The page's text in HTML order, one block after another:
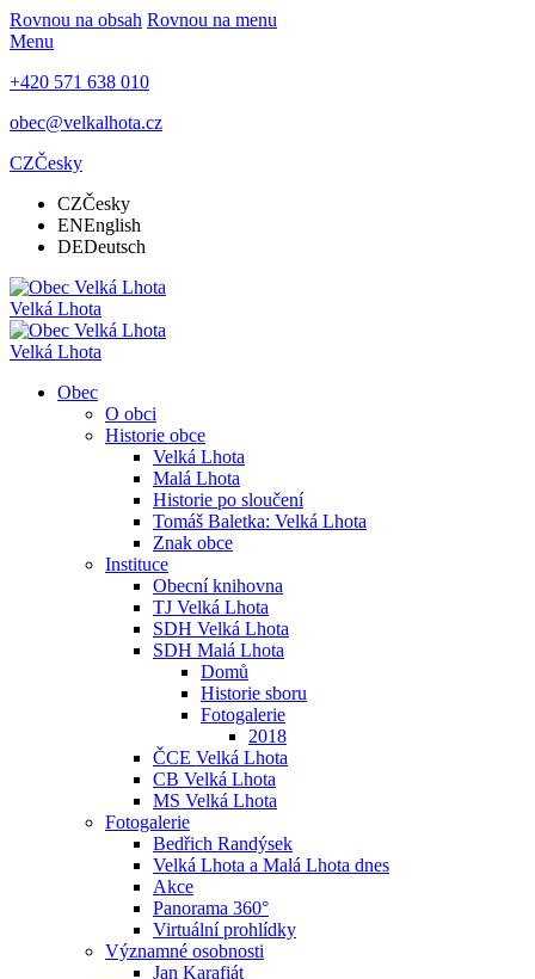
Rovnou na obsah Rovnou na menu
Menu
+420 571 638 010
obec@velkalhota.cz
CZČesky
CZČesky
ENEnglish
DEDeutsch
Velká Lhota
Velká Lhota
Obec
O obci
Historie obce
Velká Lhota
Malá Lhota
Historie po sloučení
Tomáš Baletka: Velká Lhota
Znak obce
Instituce
Obecní knihovna
TJ Velká Lhota
SDH Velká Lhota
SDH Malá Lhota
Domů
Historie sboru
Fotogalerie
2018
ČCE Velká Lhota
CB Velká Lhota
MS Velká Lhota
Fotogalerie
Bedřich Randýsek
Velká Lhota a Malá Lhota dnes
Akce
Panorama 360°
Virtuální prohlídky
Významné osobnosti
Jan Karafiát